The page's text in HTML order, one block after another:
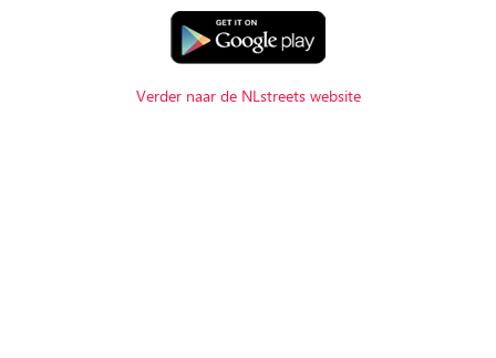
Verder naar de NLstreets website